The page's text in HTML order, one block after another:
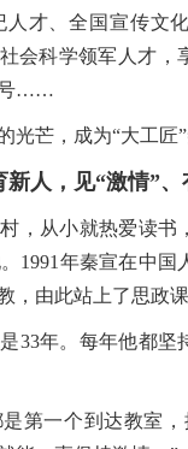
才、全国宣传文化
会科学领军人才，
号……
光芒，成为“大工匠”
新人，见“激情”、
，从小就热爱读书
1991年秦宣在中
，由此站上了思政课
33年。每年他都坚
第一个到达教室